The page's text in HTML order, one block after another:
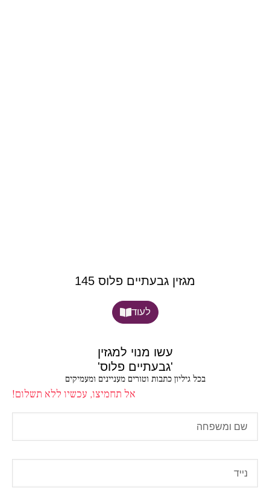
מגזין גבעתיים פלוס 145
לעוד
עשו מנוי למגזין
'גבעתיים פלוס'
בכל גיליון כתבות וטורים מעניינים ומעמיקים
אל תחמיצו, עכשיו ללא תשלום!